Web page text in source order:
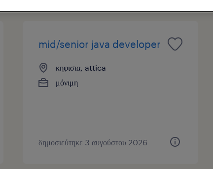
mid/senior java developer
κηφισια, attica
μόνιμη
δημοσιεύτηκε 3 αυγούστου 2026